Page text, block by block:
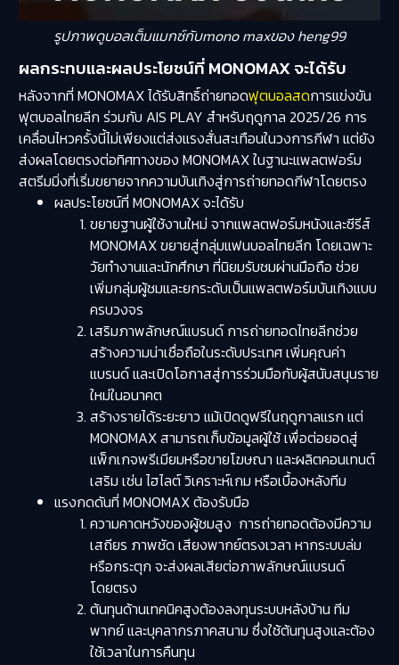
รูปภาพดูบอลเต็มแมกซ์กับmono maxของ heng99
ผลกระทบและผลประโยชน์ที่ MONOMAX จะได้รับ
หลังจากที่ MONOMAX ได้รับสิทธิ์ถ่ายทอดฟุตบอลสดการแข่งขัน
ฟุตบอลไทยลีก ร่วมกับ AIS PLAY สำหรับฤดูกาล 2025/26 การ
เคลื่อนไหวครั้งนี้ไม่เพียงแต่ส่งแรงสั่นสะเทือนในวงการกีฬา แต่ยัง
ส่งผลโดยตรงต่อทิศทางของ MONOMAX ในฐานะแพลตฟอร์ม
สตรีมมิ่งที่เริ่มขยายจากความบันเทิงสู่การถ่ายทอดกีฬาโดยตรง
ผลประโยชน์ที่ MONOMAX จะได้รับ
ขยายฐานผู้ใช้งานใหม่ จากแพลตฟอร์มหนังและซีรีส์
MONOMAX ขยายสู่กลุ่มแฟนบอลไทยลีก โดยเฉพาะ
วัยทำงานและนักศึกษา ที่นิยมรับชมผ่านมือถือ ช่วย
เพิ่มกลุ่มผู้ชมและยกระดับเป็นแพลตฟอร์มบันเทิงแบบ
ครบวงจร
เสริมภาพลักษณ์แบรนด์ การถ่ายทอดไทยลีกช่วย
สร้างความน่าเชื่อถือในระดับประเทศ เพิ่มคุณค่า
แบรนด์ และเปิดโอกาสสู่การร่วมมือกับผู้สนับสนุนราย
ใหม่ในอนาคต
สร้างรายได้ระยะยาว แม้เปิดดูฟรีในฤดูกาลแรก แต่
MONOMAX สามารถเก็บข้อมูลผู้ใช้ เพื่อต่อยอดสู่
แพ็กเกจพรีเมียมหรือขายโฆษณา และผลิตคอนเทนต์
เสริม เช่น ไฮไลต์ วิเคราะห์เกม หรือเบื้องหลังทีม
แรงกดดันที่ MONOMAX ต้องรับมือ
ความคาดหวังของผู้ชมสูง การถ่ายทอดต้องมีความ
เสถียร ภาพชัด เสียงพากย์ตรงเวลา หากระบบล่ม
หรือกระตุก จะส่งผลเสียต่อภาพลักษณ์แบรนด์
โดยตรง
ต้นทุนด้านเทคนิคสูงต้องลงทุนระบบหลังบ้าน ทีม
พากย์ และบุคลากรภาคสนาม ซึ่งใช้ต้นทุนสูงและต้อง
ใช้เวลาในการคืนทุน